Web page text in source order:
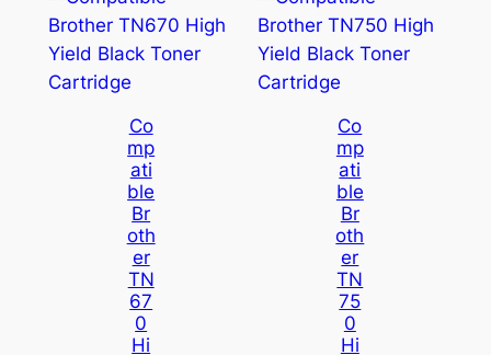
Co
Mp
Ati
Ble
Br
Oth
Er
TN
67
0
Hi
Co
Mp
Ati
Ble
Br
Oth
Er
TN
75
0
Hi